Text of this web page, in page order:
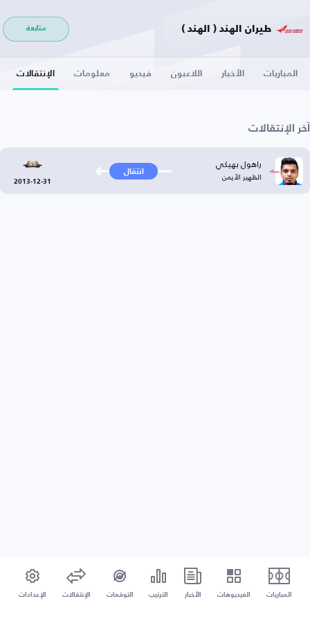
طيران الهند ( الهند ) متابعة
المباريات الأخبار اللاعبون فيديو معلومات الإنتقالات
آخر الإنتقالات
راهول بهيكي
الظهير الأيمن انتقال
2013-12-31
المباريات الفيديوهات الأخبار الترتيب التوقعات الإنتقالات الإعدادات